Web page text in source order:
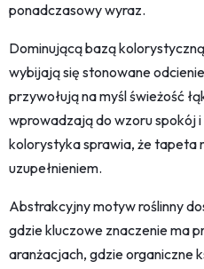
ponadczasowy wyraz.
Dominującą bazą
wybijają się stonowane
przywołują na myśl świeżość
wprowadzają do wzoru spokój
kolorystyka sprawia, że tapeta
uzupełnieniem.
Abstrakcyjny motyw roślinny
gdzie kluczowe znaczenie ma
aranżacjach, gdzie organiczne